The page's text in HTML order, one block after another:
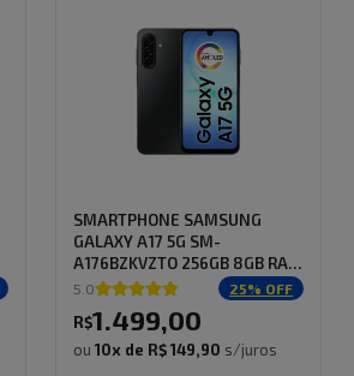
SMARTPHONE SAMSUNG
GALAXY A17 5G SM-
A176BZKVZTO 256GB 8GB RAM
...
5.0 25% OFF
R$1.499,00
ou10x de R$ 149,90 s/juros